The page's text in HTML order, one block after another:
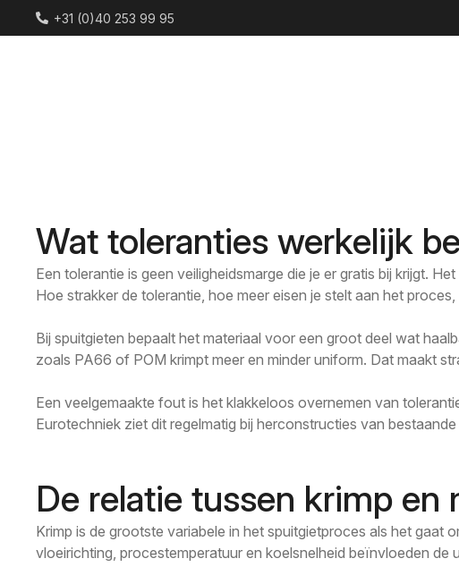
+31 (0)40 253 99 95
Wat toleranties werkelijk
Een tolerantie is geen veiligheidsmarge die je er gratis bij krijgt.
Hoe strakker de tolerantie, hoe meer eisen je stelt aan het
Bij spuitgieten bepaalt het materiaal voor een groot deel wat
zoals PA66 of POM krimpt meer en minder uniform. Dat maakt
Een veelgemaakte fout is het klakkeloos overnemen van
Eurotechniek ziet dit regelmatig bij herconstructies van
De relatie tussen krimp en
Krimp is de grootste variabele in het spuitgietproces als het gaat
vloeirichting, procestemperatuur en koelsnelheid beïnvloeden de